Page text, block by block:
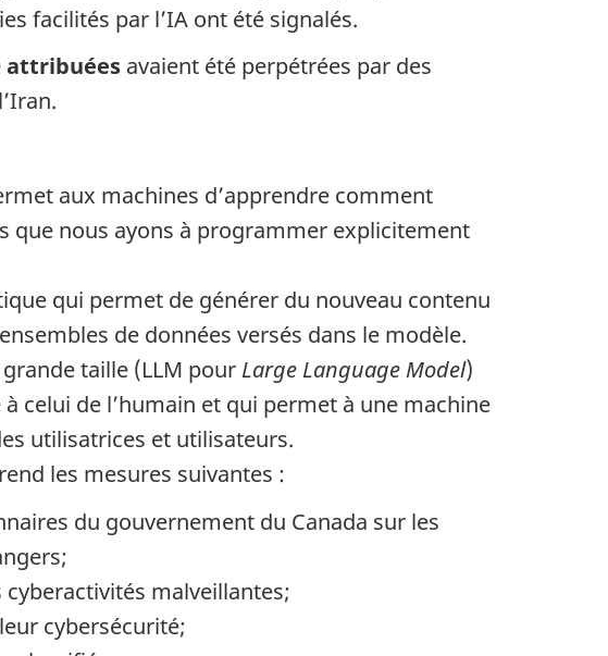
facilités par l’IA ont été signalés.
attribuées avaient été perpétrées par des
aux machines d’apprendre comment
que nous ayons à programmer explicitement
qui permet de générer du nouveau contenu
de données versés dans le modèle.
taille (LLM pour Large Language Model)
celui de l’humain et qui permet à une machine
utilisatrices et utilisateurs.
les mesures suivantes :
du gouvernement du Canada sur les
malveillantes;
cybersécurité;